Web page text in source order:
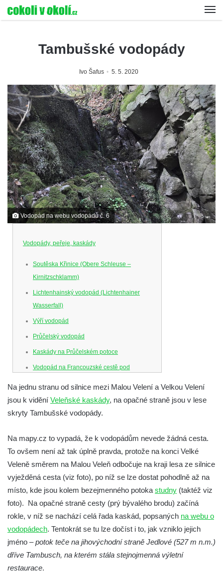
Tambušské vodopády
Ivo Šafus 5. 5. 2020
Vodopád na webu vodopádů č. 6
Vodopády, peřeje, kaskády
Soutěska Křinice (Obere Schleuse –
Kirnitzschklamm)
Lichtenhainský vodopád (Lichtenhainer
Wasserfall)
Výří vodopád
Průčelský vodopád
Kaskády na Průčelském potoce
Vodopád na Francouzské cestě pod
okraji Hřenska
Mattoniho vodopád na Ottově prameni v
Kyselce
Vodopád na Stříbrnickém potoku v Bertině
údolí
Peřeje na řece Smědá mezi Raspenavou a
Vodopády Dubiny
Na jednu stranu od silnice mezi Malou Velení a Velkou Velení
jsou k vidění Veleňské kaskády, na opačné straně jsou v lese
skryty Tambušské vodopády.
Na mapy.cz to vypadá, že k vodopádům nevede žádná cesta.
To ovšem není až tak úplně pravda, protože na konci Velké
Veleně směrem na Malou Veleň odbočuje na kraji lesa ze silnice
vyježděná cesta (viz foto), po níž se lze dostat pohodlně až na
místo, kde jsou kolem bezejmenného potoka studny (taktéž viz
foto). Na opačné straně cesty (prý bývalého brodu) začíná
rokle, v níž se nachází celá řada kaskád, popsaných na webu o
vodopádech. Tentokrát se tu lze dočíst i to, jak vzniklo jejich
jméno –potok teče na jihovýchodní straně Jedlové (527 m n.m.)
dříve Tambusch, na kterém stála stejnojmenná výletní
restaurace.